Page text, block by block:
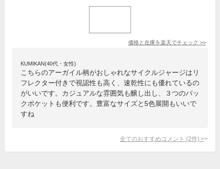
価格と在庫を楽天でチェック >>
KUMIKAN(40代・女性)
こちらのアーガイル柄がおしゃれなサイクルジャージはリ
フレクター付きで視認性も高く、速乾性にも優れているの
がいいです。カジュアルな雰囲気も醸し出し、３つのバッ
クポケットも便利です。豊富なサイズと5色展開もいいで
すね
全てのおすすめコメント (2件) >